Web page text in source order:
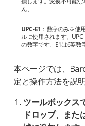
ん。
UPC-E1 ：数字のみを使
ルに使用されます。
の数字です。E1は6英数
本ページでは、
定と操作方法を説
ツールボックス
ドロップ、また